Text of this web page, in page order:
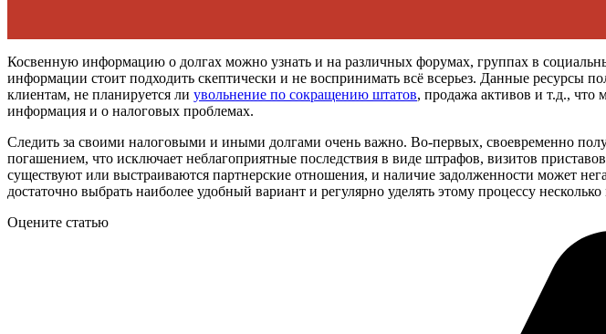
Косвенную информацию о долгах можно узнать и на различных форумах, группах в
информации стоит подходить скептически и не воспринимать всё всерьез. Данные
клиентам, не планируется ли увольнение по сокращению штатов, продажа активов и т.д., что
информация и о налоговых проблемах.
Следить за своими налоговыми и иными долгами очень важно. Во-первых, своевременно
погашением, что исключает неблагоприятные последствия в виде штрафов, визитов
существуют или выстраиваются партнерские отношения, и наличие задолженности может
достаточно выбрать наиболее удобный вариант и регулярно уделять этому процессу
Оцените статью